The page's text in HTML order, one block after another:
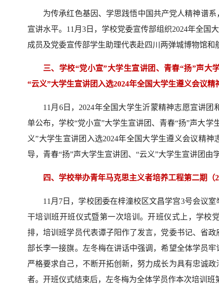
为传承红色基因、学思践悟中国共产党人精神谱
宣讲水平。11月3日，学校党委宣传部组织2024年全国
成员及党委宣传部学生助理代表赴四川两弹城博物馆和
三、学校“党小宣”大学生宣讲团、青春“扬”声大
“云义”大学生宣讲团入选2024年全国大学生遵义会议精
11月6日，2024年全国大学生沂蒙精神志愿宣讲
单公布，学校“党小宣”大学生宣讲团、青春“扬”声大
义”大学生宣讲团入选2024年全国大学生遵义会议精
导，青春“扬”声大学生宣讲团、“云义”大学生宣讲团由
四、学校举办青年马克思主义者培养工程第二期
11月7日，学校团委在梓潼校区文昌学宫3号会议
干培训班开班仪式暨第一次培训。开班仪式上，学校
排，培训班学员代表谭子阳作了发言，党委书记、省
部长李一接旗。左冬梅在讲话中强调，希望全体学员
严格要求自己，不断开拓创新，努力成长为具有忠诚
者。开班仪式结束后，左冬梅为全体学员作本次培训班